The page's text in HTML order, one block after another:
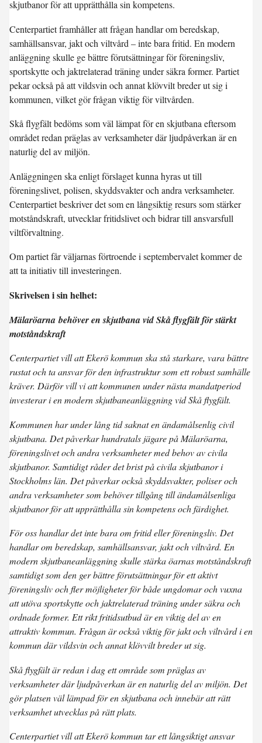
skjutbanor för att upprätthålla sin kompetens.
Centerpartiet framhåller att frågan handlar om beredskap,
samhällsansvar, jakt och viltvård – inte bara fritid. En modern
anläggning skulle ge bättre förutsättningar för föreningsliv,
sportskytte och jaktrelaterad träning under säkra former. Partiet
pekar också på att vildsvin och annat klövvilt breder ut sig i
kommunen, vilket gör frågan viktig för viltvården.
Skå flygfält bedöms som väl lämpat för en skjutbana eftersom
området redan präglas av verksamheter där ljudpåverkan är en
naturlig del av miljön.
Anläggningen ska enligt förslaget kunna hyras ut till
föreningslivet, polisen, skyddsvakter och andra verksamheter.
Centerpartiet beskriver det som en långsiktig resurs som stärker
motståndskraft, utvecklar fritidslivet och bidrar till ansvarsfull
viltförvaltning.
Om partiet får väljarnas förtroende i septembervalet kommer de
att ta initiativ till investeringen.
Skrivelsen i sin helhet:
Mälaröarna behöver en skjutbana vid Skå flygfält för stärkt
motståndskraft
Centerpartiet vill att Ekerö kommun ska stå starkare, vara bättre
rustat och ta ansvar för den infrastruktur som ett robust samhälle
kräver. Därför vill vi att kommunen under nästa mandatperiod
investerar i en modern skjutbaneanläggning vid Skå flygfält.
Kommunen har under lång tid saknat en ändamålsenlig civil
skjutbana. Det påverkar hundratals jägare på Mälaröarna,
föreningslivet och andra verksamheter med behov av civila
skjutbanor. Samtidigt råder det brist på civila skjutbanor i
Stockholms län. Det påverkar också skyddsvakter, poliser och
andra verksamheter som behöver tillgång till ändamålsenliga
skjutbanor för att upprätthålla sin kompetens och färdighet.
För oss handlar det inte bara om fritid eller föreningsliv. Det
handlar om beredskap, samhällsansvar, jakt och viltvård. En
modern skjutbaneanläggning skulle stärka öarnas motståndskraft
samtidigt som den ger bättre förutsättningar för ett aktivt
föreningsliv och fler möjligheter för både ungdomar och vuxna
att utöva sportskytte och jaktrelaterad träning under säkra och
ordnade former. Ett rikt fritidsutbud är en viktig del av en
attraktiv kommun. Frågan är också viktig för jakt och viltvård i en
kommun där vildsvin och annat klövvilt breder ut sig.
Skå flygfält är redan i dag ett område som präglas av
verksamheter där ljudpåverkan är en naturlig del av miljön. Det
gör platsen väl lämpad för en skjutbana och innebär att rätt
verksamhet utvecklas på rätt plats.
Centerpartiet vill att Ekerö kommun tar ett långsiktigt ansvar